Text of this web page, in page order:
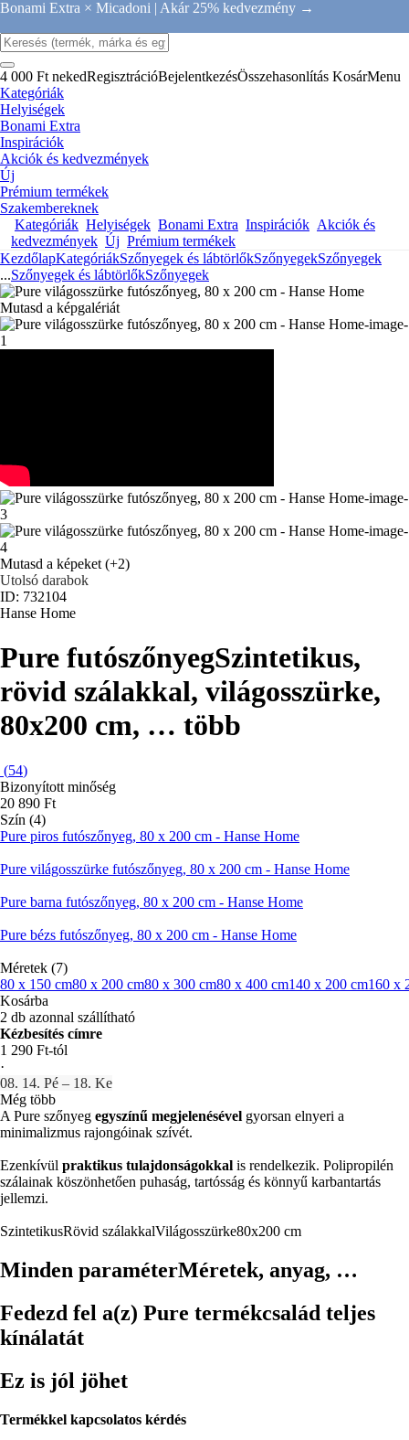
Bonami Extra × Micadoni | Akár 25% kedvezmény →
4 000 Ft nekedRegisztrációBejelentkezésÖsszehasonlítás KosárMenu
Kategóriák
Helyiségek
Bonami Extra
Inspirációk
Akciók és kedvezmények
Új
Prémium termékek
Szakembereknek
Kategóriák Helyiségek Bonami Extra Inspirációk Akciók és
kedvezmények Új Prémium termékek
KezdőlapKategóriákSzőnyegek és lábtörlőkSzőnyegekSzőnyegek
...Szőnyegek és lábtörlőkSzőnyegek
Mutasd a képgalériát
Mutasd a képeket (+2)
Utolsó darabok
ID: 732104
Hanse Home
Pure futószőnyegSzintetikus,
rövid szálakkal, világosszürke,
80x200 cm, … több
(54)
Bizonyított minőség
20 890 Ft
Szín (4)
Pure piros futószőnyeg, 80 x 200 cm - Hanse Home
Pure világosszürke futószőnyeg, 80 x 200 cm - Hanse Home
Pure barna futószőnyeg, 80 x 200 cm - Hanse Home
Pure bézs futószőnyeg, 80 x 200 cm - Hanse Home
Méretek (7)
80 x 150 cm80 x 200 cm80 x 300 cm80 x 400 cm140 x 200 cm160 x
Kosárba
2 db azonnal szállítható
Kézbesítés címre
1 290 Ft-tól
·
08. 14. Pé – 18. Ke
Még több
A Pure szőnyeg egyszínű megjelenésével gyorsan elnyeri a
minimalizmus rajongóinak szívét.
Ezenkívül praktikus tulajdonságokkal is rendelkezik. Polipropilén
szálainak köszönhetően puhaság, tartósság és könnyű karbantartás
jellemzi.
SzintetikusRövid szálakkalVilágosszürke80x200 cm
Minden paraméterMéretek, anyag, …
Fedezd fel a(z) Pure termékcsalád teljes
kínálatát
Ez is jól jöhet
Termékkel kapcsolatos kérdés